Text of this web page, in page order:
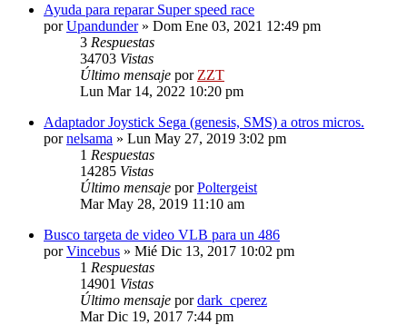
Ayuda para reparar Super speed race
porUpandunder» Dom Ene 03, 2021 12:49 pm
3 Respuestas
34703 Vistas
Último mensaje por ZZT
Lun Mar 14, 2022 10:20 pm
Adaptador Joystick Sega (genesis, SMS) a otros micros.
pornelsama » Lun May 27, 2019 3:02 pm
1 Respuestas
14285 Vistas
Último mensaje porPoltergeist
Mar May 28, 2019 11:10 am
Busco targeta de video VLB para un 486
porVincebus » Mié Dic 13, 2017 10:02 pm
1 Respuestas
14901 Vistas
Último mensaje pordark_cperez
Mar Dic 19, 2017 7:44 pm